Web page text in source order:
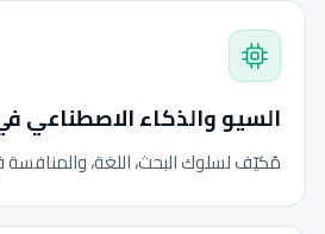
السيو والذكاء الاصطناعي
مُكيّف لسلوك البحث، اللغة، والمنافسة